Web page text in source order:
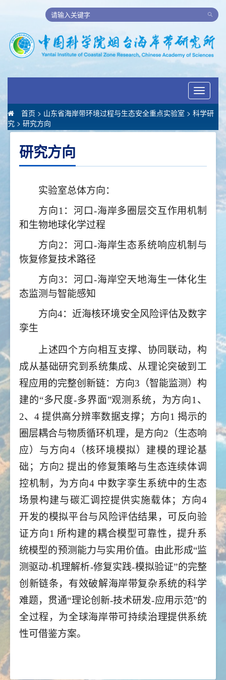
Toggle
首页 > 山东省海岸带环境过程与生态安全重点实验室 > 科学研
究 > 研究方向
研究方向
实验室总体方向：
方向1：河口-海岸多圈层交互作用机制
和生物地球化学过程
方向2：河口-海岸生态系统响应机制与
恢复修复技术路径
方向3：河口-海岸空天地海生一体化生
态监测与智能感知
方向4：近海核环境安全风险评估及数字
孪生
上述四个方向相互支撑、协同联动，构
成从基础研究到系统集成、从理论突破到工
程应用的完整创新链：方向3（智能监测）构
建的“多尺度-多界面”观测系统，为方向1、
2、4 提供高分辨率数据支撑；方向1 揭示的
圈层耦合与物质循环机理，是方向2（生态响
应）与方向4（核环境模拟）建模的理论基
础；方向2 提出的修复策略与生态连续体调
控机制，为方向4 中数字孪生系统中的生态
场景构建与碳汇调控提供实施载体；方向4
开发的模拟平台与风险评估结果，可反向验
证方向1 所构建的耦合模型可靠性，提升系
统模型的预测能力与实用价值。由此形成“监
测驱动-机理解析-修复实践-模拟验证”的完整
创新链条，有效破解海岸带复杂系统的科学
难题，贯通“理论创新-技术研发-应用示范”的
全过程，为全球海岸带可持续治理提供系统
性可借鉴方案。